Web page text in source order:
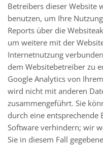
Betreibers dieser Website
benutzen, um Ihre
Reports über die
um weitere mit der
Internetnutzung
dem Websitebetreiber zu
Google Analytics von
wird nicht mit anderen
zusammengeführt. Sie
durch eine entsprechende
Software verhindern; wir
Sie in diesem Fall